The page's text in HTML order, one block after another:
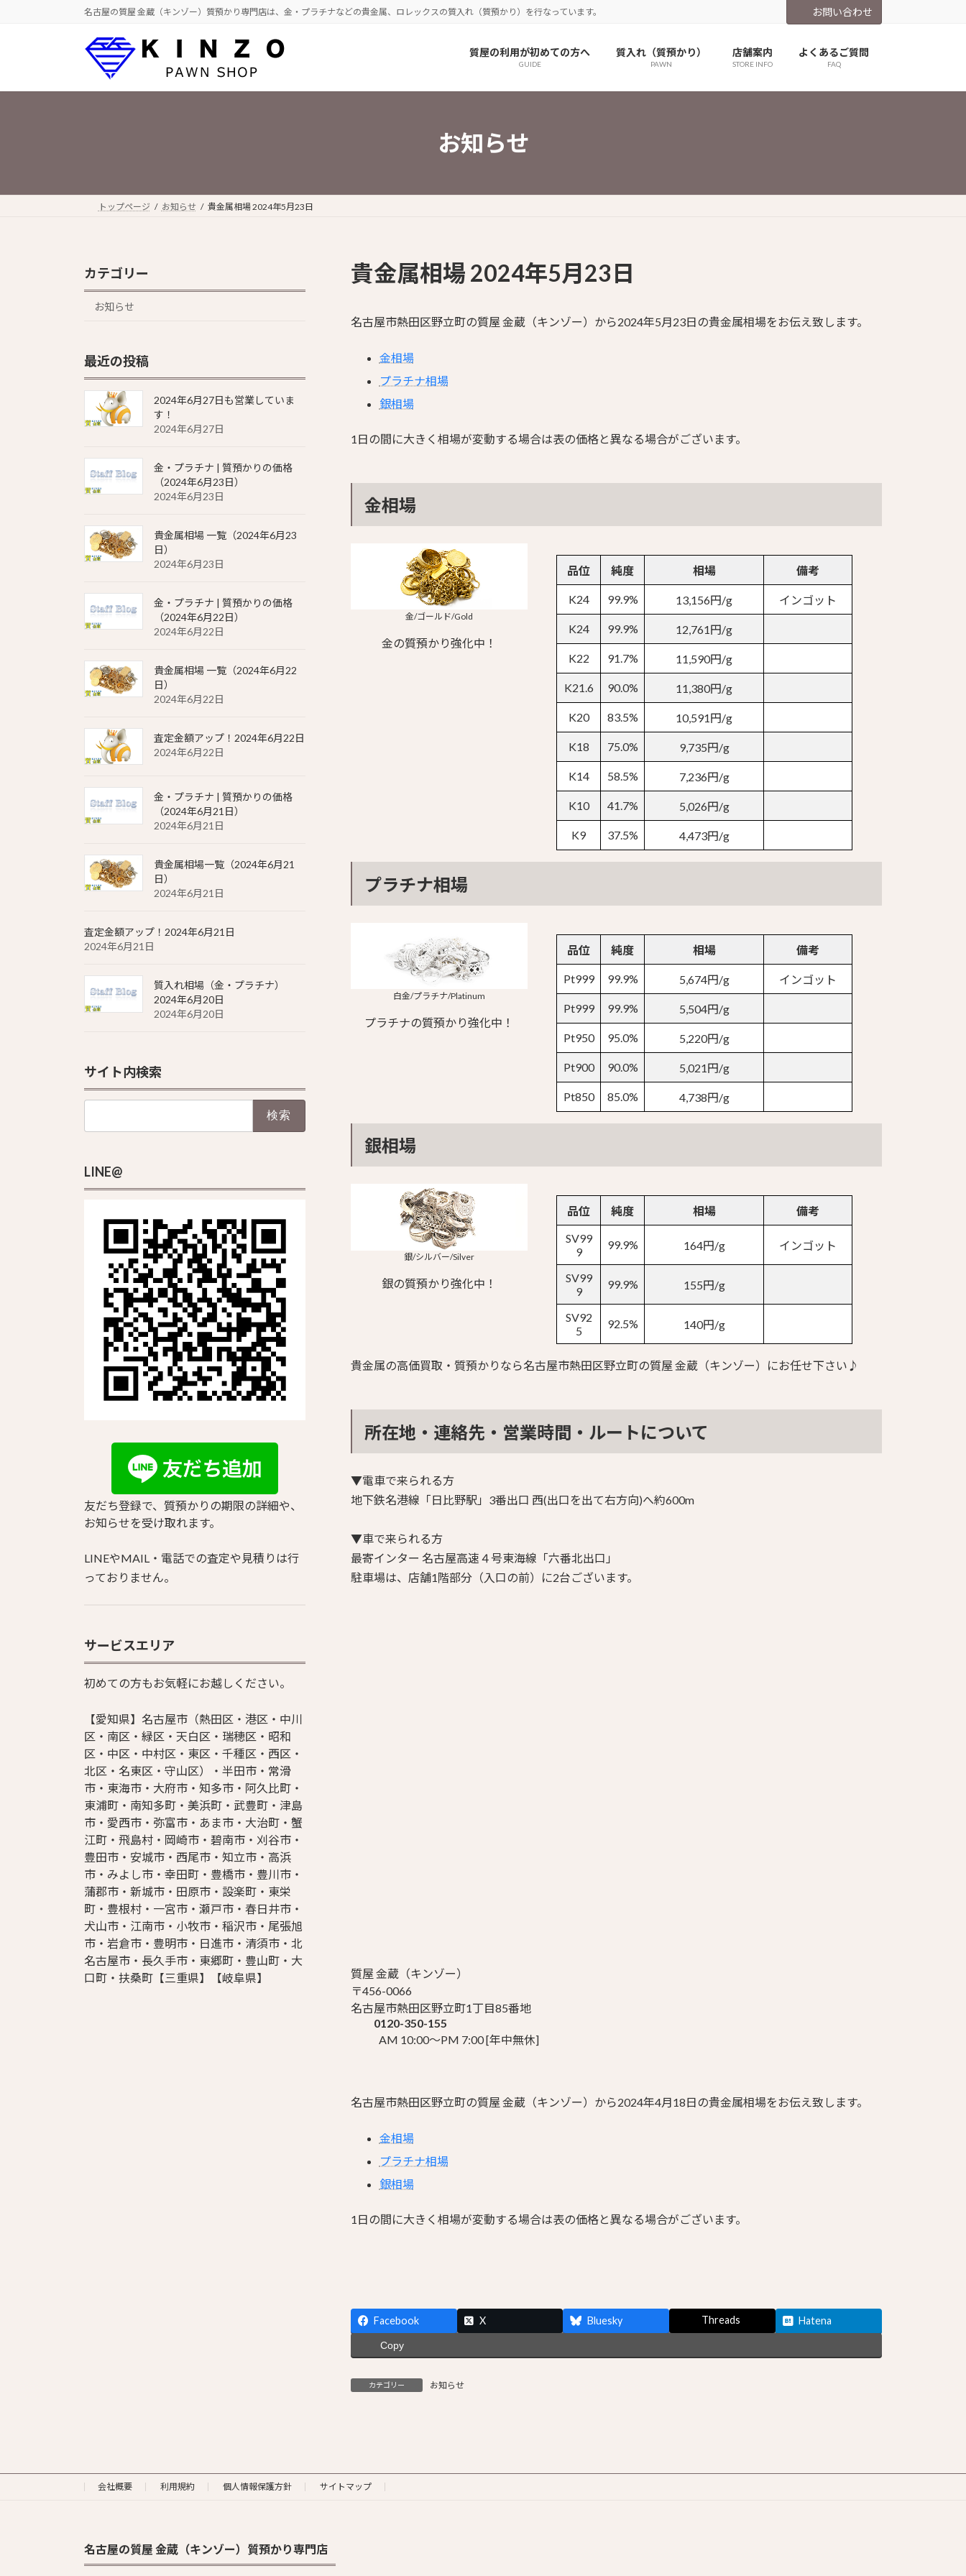
へ
ョ
名古屋の質屋 金蔵（キンゾー）質預かり専門店は、金・プラチナなどの貴金属、ロレックスの質入れ（質預かり）を行なっています。 お問い合わせ
質屋の利用が初めての方へ
GUIDE
質入れ（質預かり）
PAWN
店舗案内
STORE INFO
よくあるご質問
FAQ
お知らせ
トップページ お知らせ 貴金属相場 2024年5月23日
貴金属相場 2024年5月23日
名古屋市熱田区野立町の質屋 金蔵（キンゾー）から2024年5月23日の貴金属相場をお伝え致します。
金相場
プラチナ相場
銀相場
1日の間に大きく相場が変動する場合は表の価格と異なる場合がございます。
金相場
金/ゴールド/Gold
金の質預かり強化中！
品位 純度 相場 備考
K24 99.9% 13,156円/g インゴット
K24 99.9% 12,761円/g
K22 91.7% 11,590円/g
K21.6 90.0% 11,380円/g
K20 83.5% 10,591円/g
K18 75.0% 9,735円/g
K14 58.5% 7,236円/g
K10 41.7% 5,026円/g
K9 37.5% 4,473円/g
プラチナ相場
白金/プラチナ/Platinum
プラチナの質預かり強化中！
品位 純度 相場 備考
Pt999 99.9% 5,674円/g インゴット
Pt999 99.9% 5,504円/g
Pt950 95.0% 5,220円/g
Pt900 90.0% 5,021円/g
Pt850 85.0% 4,738円/g
銀相場
銀/シルバー/Silver
銀の質預かり強化中！
品位 純度 相場
備考
SV99
9
99.9% 164円/g インゴット
SV99
9
99.9% 155円/g
SV92
5
92.5% 140円/g
貴金属の高価買取・質預かりなら名古屋市熱田区野立町の質屋 金蔵（キンゾー）にお任せ下さい♪
所在地・連絡先・営業時間・ ルートについて
▼電車で来られる方
地下鉄名港線「日比野駅」3番出口 西(出口を出て右方向)へ約600m
▼車で来られる方
最寄インター 名古屋高速４号東海線「六番北出口」
駐車場は、店舗1階部分（入口の前）に2台ございます。
質屋 金蔵（キンゾー）
〒456-0066
名古屋市熱田区野立町1丁目85番地
0120-350-155
AM 10:00～PM 7:00 [年中無休]
名古屋市熱田区野立町の質屋 金蔵（キンゾー）から2024年4月18日の貴金属相場をお伝え致します。
金相場
プラチナ相場
銀相場
1日の間に大きく相場が変動する場合は表の価格と異なる場合がございます。
Facebook X Bluesky Threads Hatena
Copy
カテゴリー お知らせ
カテゴリー
お知らせ
最近の投稿
2024年6月27日も営業していま
す！
2024年6月27日
金・プラチナ | 質預かりの価格
（2024年6月23日）
2024年6月23日
貴金属相場 一覧（2024年6月23
日）
2024年6月23日
金・プラチナ | 質預かりの価格
（2024年6月22日）
2024年6月22日
貴金属相場 一覧（2024年6月22
日）
2024年6月22日
査定金額アップ！2024年6月22日
2024年6月22日
金・プラチナ | 質預かりの価格
（2024年6月21日）
2024年6月21日
貴金属相場一覧（2024年6月21
日）
2024年6月21日
査定金額アップ！2024年6月21日
2024年6月21日
質入れ相場（金・プラチナ）
2024年6月20日
2024年6月20日
サイト内検索
LINE@
友だち登録で、質預かりの期限の詳細や、
お知らせを受け取れます。
LINEやMAIL・電話での査定や見積りは行
っておりません。
サービスエリア
初めての方もお気軽にお越しください。
【愛知県】名古屋市（熱田区・港区・中川
区・南区・緑区・天白区・瑞穂区・昭和
区・中区・中村区・東区・千種区・西区・
北区・名東区・守山区）・半田市・常滑
市・東海市・大府市・知多市・阿久比町・
東浦町・南知多町・美浜町・武豊町・津島
市・愛西市・弥富市・あま市・大治町・蟹
江町・飛島村・岡崎市・碧南市・刈谷市・
豊田市・安城市・西尾市・知立市・高浜
市・みよし市・幸田町・豊橋市・豊川市・
蒲郡市・新城市・田原市・設楽町・東栄
町・豊根村・一宮市・瀬戸市・春日井市・
犬山市・江南市・小牧市・稲沢市・尾張旭
市・岩倉市・豊明市・日進市・清須市・北
名古屋市・長久手市・東郷町・豊山町・大
口町・扶桑町【三重県】【岐阜県】
会社概要 利用規約 個人情報保護方針 サイトマップ
名古屋の質屋 金蔵（キンゾー）質預かり専門店